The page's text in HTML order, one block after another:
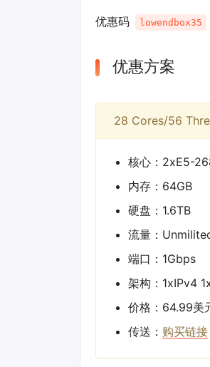
优惠码 lowendbox35
优惠方案
28 Cores/56
核心：2xE5-
内存：64GB
硬盘：1.6TB
流量：
端口：1Gbps
架构：1xIPv4
价格：64.99美
传送： 购买链接